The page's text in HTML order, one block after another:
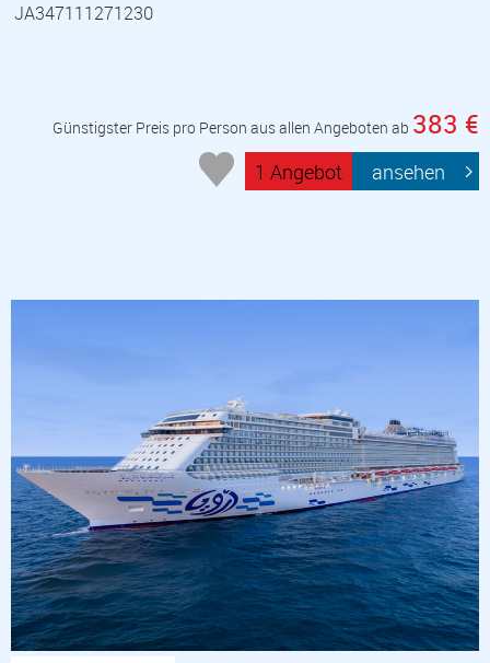
JA347111271230
Günstigster Preis pro Person aus allen Angeboten ab 383 €
1 Angebot ansehen